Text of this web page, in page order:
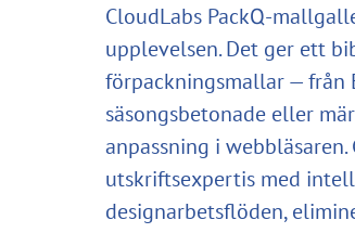
CloudLabs PackQ-
upplevelsen. Det ger ett
förpackningsmallar — från
säsongsbetonade eller
anpassning i
utskriftsexpertis med
designarbetsflöden,